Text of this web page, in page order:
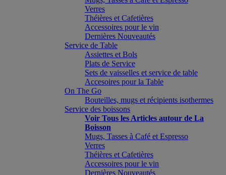
Verres
Théières et Cafetières
Accessoires pour le vin
Dernières Nouveautés
Service de Table
Assiettes et Bols
Plats de Service
Sets de vaisselles et service de table
Accesoires pour la Table
On The Go
Bouteilles, mugs et récipients isothermes
Service des boissons
Voir Tous les Articles autour de La
Boisson
Mugs, Tasses à Café et Espresso
Verres
Théières et Cafetières
Accessoires pour le vin
Dernières Nouveautés